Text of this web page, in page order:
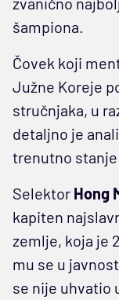
šampiona.
Čovek koji
Južne Koreje
stručnjaka, u
detaljno je
trenutno
Selektor Hong
kapiten
zemlje, koja je
mu se u
se nije uhvatio